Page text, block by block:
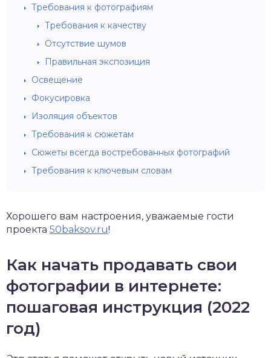
Требования к фотографиям
Требования к качеству
Отсутствие шумов
Правильная экспозиция
Освещение
Фокусировка
Изоляция объектов
Требования к сюжетам
Сюжеты всегда востребованных фотографий
Требования к ключевым словам
Хорошего вам настроения, уважаемые гости
проекта 50baksov.ru!
Как начать продавать свои
фотографии в интернете:
пошаговая инструкция (2022
год)